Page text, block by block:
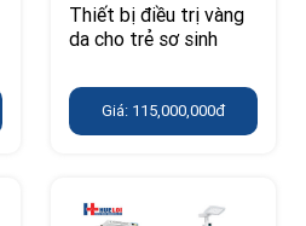
Thiết bị điều trị vàng
da cho trẻ sơ sinh
Giá: 115,000,000đ